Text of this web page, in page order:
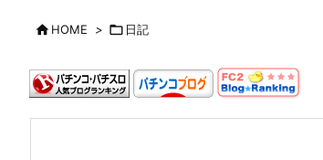
HOME >  日記